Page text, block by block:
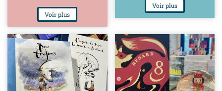
Voir plus
Voir plus